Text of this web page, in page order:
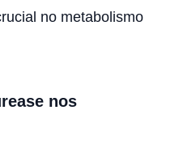
no metabolismo
nos